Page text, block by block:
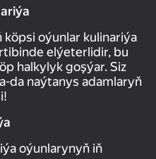
oýunlar kulinariýa
elýeterlidir, bu
halkylyk goşýar. Siz
da naýtanys adamlaryň
oýunlarynyň iň